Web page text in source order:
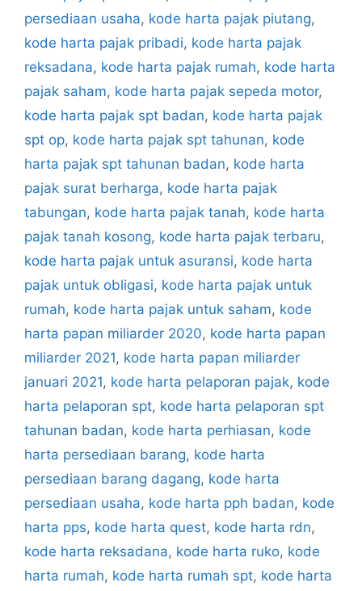
persediaan usaha, kode harta pajak piutang,
kode harta pajak pribadi, kode harta pajak
reksadana, kode harta pajak rumah, kode harta
pajak saham, kode harta pajak sepeda motor,
kode harta pajak spt badan, kode harta pajak
spt op, kode harta pajak spt tahunan, kode
harta pajak spt tahunan badan, kode harta
pajak surat berharga, kode harta pajak
tabungan, kode harta pajak tanah, kode harta
pajak tanah kosong, kode harta pajak terbaru,
kode harta pajak untuk asuransi, kode harta
pajak untuk obligasi, kode harta pajak untuk
rumah, kode harta pajak untuk saham, kode
harta papan miliarder 2020, kode harta papan
miliarder 2021, kode harta papan miliarder
januari 2021, kode harta pelaporan pajak, kode
harta pelaporan spt, kode harta pelaporan spt
tahunan badan, kode harta perhiasan, kode
harta persediaan barang, kode harta
persediaan barang dagang, kode harta
persediaan usaha, kode harta pph badan, kode
harta pps, kode harta quest, kode harta rdn,
kode harta reksadana, kode harta ruko, kode
harta rumah, kode harta rumah spt, kode harta